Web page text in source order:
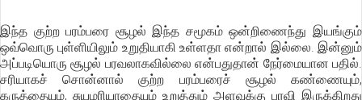
இந்த குற்ற பரம்பரை சூழல் இந்த சமூகம் ஒன்றிணைந்து இயங்கும்
ஒவ்வொரு புள்ளியிலும் உறுதியாகி உள்ளதா என்றால் இல்லை. இன்னும்
அப்படியொரு சூழல் பரவலாகவில்லை என்பதுதான் நேர்மையான பதில்.
சரியாகச் சொன்னால் குற்ற பரம்பரைச் சூழல் கண்ணையும்,
கருத்தையும், சுயமரியாதையும் உறுத்தும் அளவுக்கு பரவி இருக்கிறது